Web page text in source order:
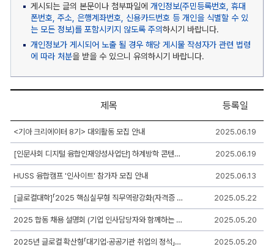
게시되는 글의 본문이나 첨부파일에 개인정보(주민등록번호, 휴대
폰번호, 주소, 은행계좌번호, 신용카드번호 등 개인을 식별할 수 있
는 모든 정보)를 포함시키지 않도록 주의하시기 바랍니다.
개인정보가 게시되어 노출 될 경우 해당 게시물 작성자가 관련 법령
에 따라 처분을 받을 수 있으니 유의하시기 바랍니다.
내
지
원
사
업
게
시
판
스
트
제목 등록일
<기아 크리에이터 8기> 대외활동 모집 안내 2025.06.19
[인문사회 디지털 융합인재양성사업단] 하계방학 콘텐츠 제작 지원사업 안내 2025.06.19
HUSS 융합캠프 '인사이트' 참가자 모집 안내 2025.06.13
[글로컬대학]「2025 핵심실무형 직무역량강화(자격증 취득 과정) 프로그램」학생 모집 안내 2025.05.22
2025 합동 채용 설명회 (기업 인사담당자와 함께하는 멘토링 & 직무상담) 신청 안내 2025.05.20
2025년 글로컬 확산형「대기업·공공기관 취업의 정석」참여학생 모집 안내 2025.05.20